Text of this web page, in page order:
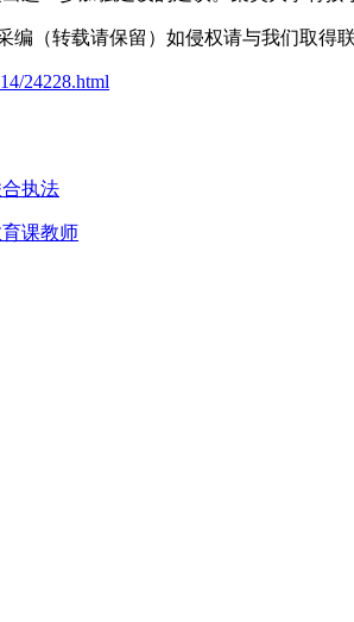
编（转载请保留）如侵权请与我们取得联
24228.html
执法
课教师